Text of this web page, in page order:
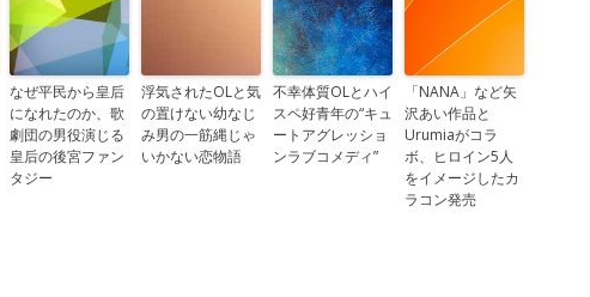
なぜ平民から皇后
になれたのか、歌
劇団の男役演じる
皇后の後宮ファン
タジー
浮気されたOLと気
の置けない幼なじ
み男の一筋縄じゃ
いかない恋物語
不幸体質OLとハイ
スペ好青年の“キュ
ートアグレッショ
ンラブコメディ”
「NANA」など矢
沢あい作品と
Urumiaがコラ
ボ、ヒロイン5人
をイメージしたカ
ラコン発売